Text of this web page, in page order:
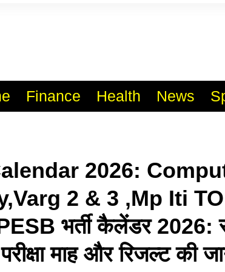
Finance Health News
2026:
2 & 3 ,Mp Iti
भर्ती कैलेंडर 2026:
परीक्षा माह और रिजल्ट की